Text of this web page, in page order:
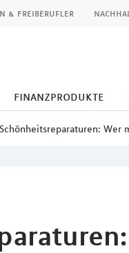
& freiberufler
finanzprodukte
Schönheitsreparaturen: Wer